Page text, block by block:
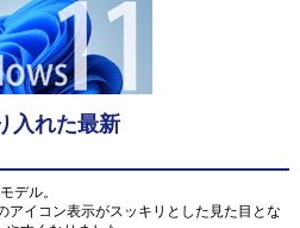
入れた最新
デル。
アイコン表示がスッキリとした見た目とな